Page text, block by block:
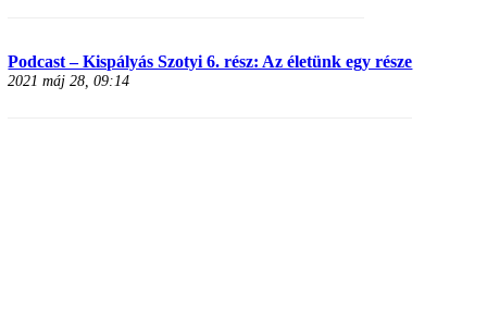
Podcast – Kispályás Szotyi 6. rész: Az életünk egy része
2021 máj 28, 09:14